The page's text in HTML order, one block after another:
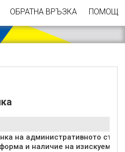
ОБРАТНА ВРЪЗКА ПОМОЩ
на административното
и наличие на изискуеми